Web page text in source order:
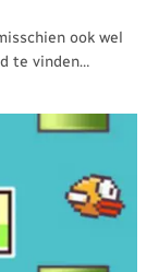
ook wel
te vinden…